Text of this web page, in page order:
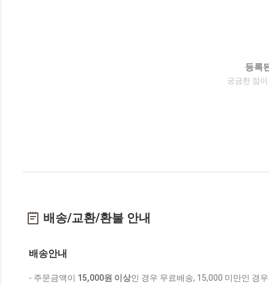
등록
궁금한 점
배송/교환/환불 안내
배송안내
- 주문금액이 15,000원 이상인 경우 무료배송, 15,000 미만인 경